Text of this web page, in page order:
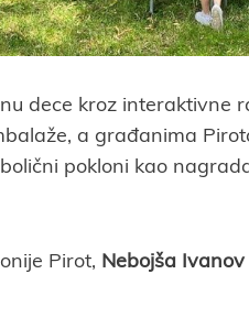
dece kroz interaktivne
a građanima
pokloni kao
Pirot, Nebojša Ivanov